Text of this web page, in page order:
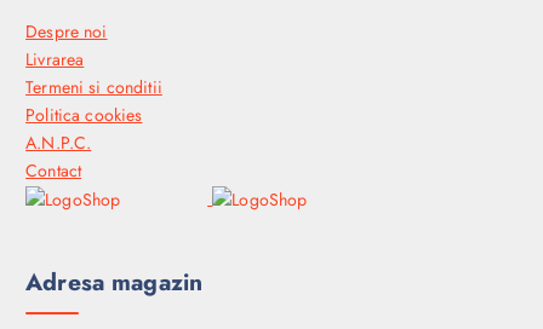
Despre noi
Livrarea
Termeni si conditii
Politica cookies
A.N.P.C.
Contact
Adresa magazin